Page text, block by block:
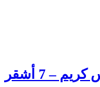
– 7 أشقر